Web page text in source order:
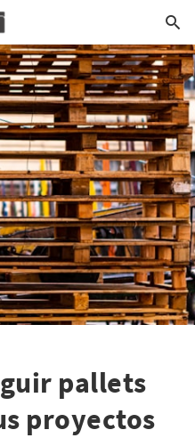
pallets
proyectos